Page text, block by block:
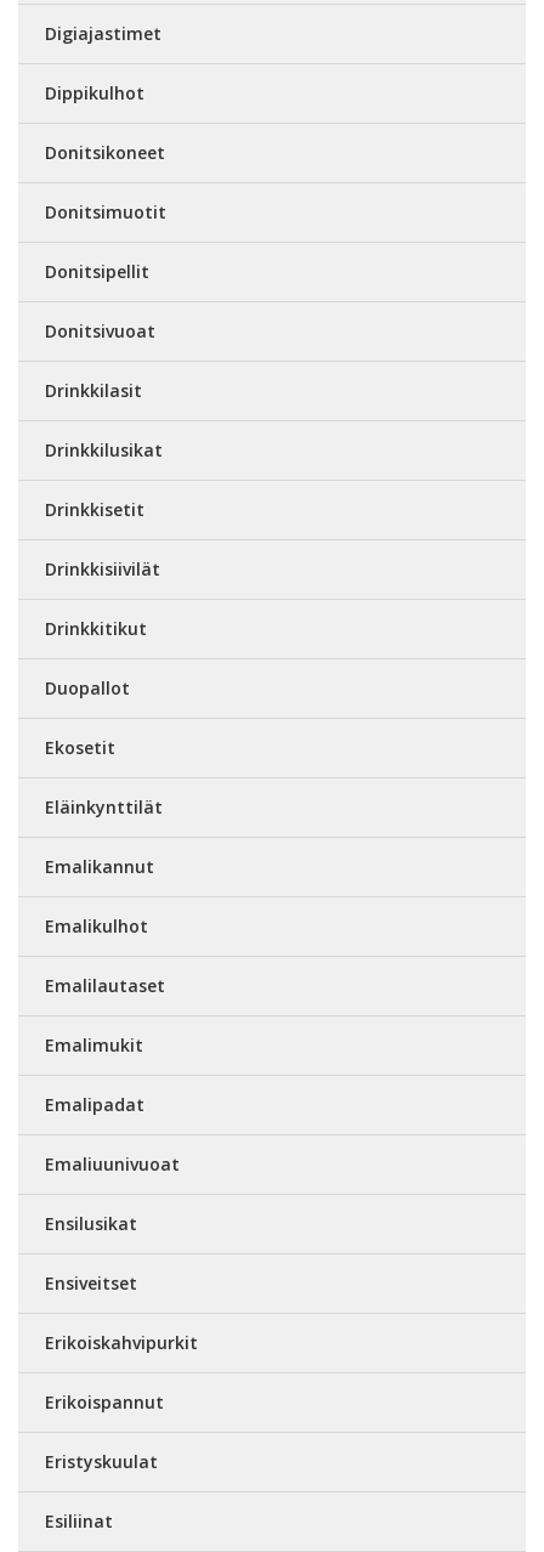
Digiajastimet
Dippikulhot
Donitsikoneet
Donitsimuotit
Donitsipellit
Donitsivuoat
Drinkkilasit
Drinkkilusikat
Drinkkisetit
Drinkkisiivilät
Drinkkitikut
Duopallot
Ekosetit
Eläinkynttilät
Emalikannut
Emalikulhot
Emalilautaset
Emalimukit
Emalipadat
Emaliuunivuoat
Ensilusikat
Ensiveitset
Erikoiskahvipurkit
Erikoispannut
Eristyskuulat
Esiliinat